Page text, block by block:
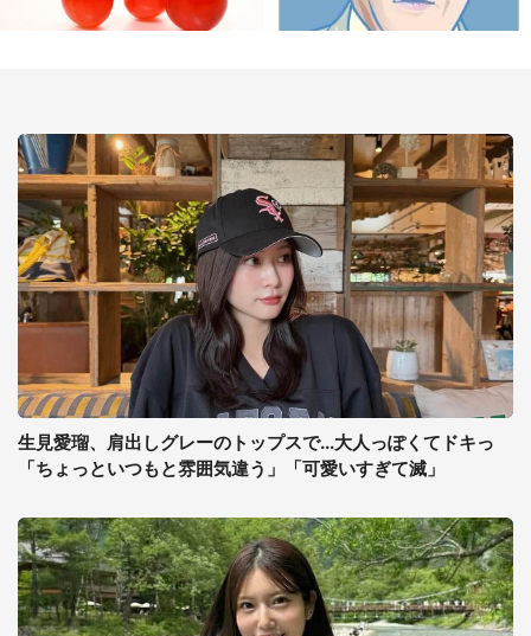
生見愛瑠、肩出しグレーのトップスで...大人っぽくてドキっ
「ちょっといつもと雰囲気違う」「可愛いすぎて滅」